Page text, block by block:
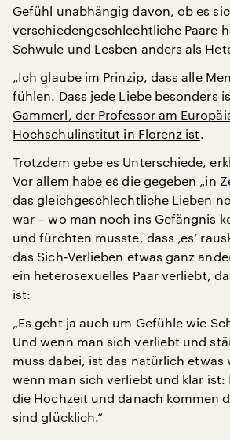
Gefühl unabhängig davon, ob es
verschiedengeschlechtliche Paare
Schwule und Lesben anders als
„Ich glaube im Prinzip, dass alle
fühlen. Dass jede Liebe besonders
Gammerl, der Professor am
Hochschulinstitut in Florenz ist.
Trotzdem gebe es Unterschiede,
Vor allem habe es die gegeben „in
das gleichgeschlechtliche Lieben
war – wo man noch ins Gefängnis
und fürchten musste, dass ‚es‘
das Sich-Verlieben etwas ganz
ein heterosexuelles Paar verliebt,
ist:
„Es geht ja auch um Gefühle wie
Und wenn man sich verliebt und
muss dabei, ist das natürlich etwas
wenn man sich verliebt und klar ist:
die Hochzeit und danach kommen
sind glücklich.“